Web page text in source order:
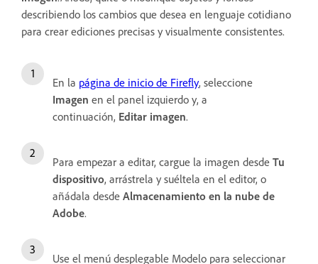
describiendo los cambios que desea en lenguaje cotidiano
para crear ediciones precisas y visualmente consistentes.
En la página de inicio de Firefly, seleccione
Imagen en el panel izquierdo y, a
continuación, Editar imagen.
Para empezar a editar, cargue la imagen desde Tu
dispositivo, arrástrela y suéltela en el editor, o
añádala desde Almacenamiento en la nube de
Adobe.
Use el menú desplegable Modelo para seleccionar